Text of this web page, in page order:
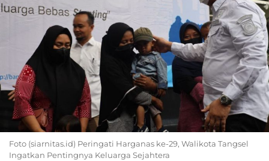
Foto (siarnitas.id) Peringati Harganas ke-29, Walikota Tangsel
Ingatkan Pentingnya Keluarga Sejahtera